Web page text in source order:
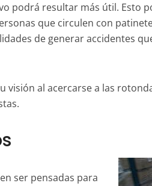
podrá resultar más útil. Esto
que circulen con
de generar accidentes
al acercarse a las
ser pensadas para